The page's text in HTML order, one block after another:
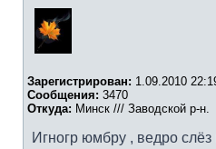
Зарегистрирован: 1.09.2010
Сообщения: 3470
Откуда: Минск /// Заводской р-н.
Игногр юмбру , ведро